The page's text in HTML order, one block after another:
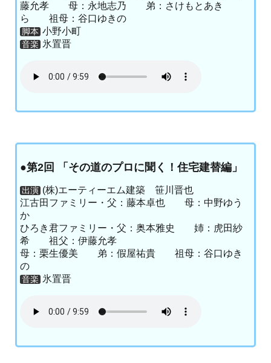
藤允孝 母：永地志乃 弟：さけもとあき
ら 祖母：谷口ゆきの
脚本 小野小町
音楽 氷置晋
●第2回 「その道のプロに聞く！住宅建替編」
出演 (株)エーティーエム建築 笹川晋也
江古田ファミリー・父：藤本卓也 母：中野ゆう
か
ひろき君ファミリー・父：奥本雅史 姉：虎田紗
希 祖父：伊藤允孝
母：栗生優美 弟：假屋祐貴 祖母：谷口ゆき
の
音楽 氷置晋